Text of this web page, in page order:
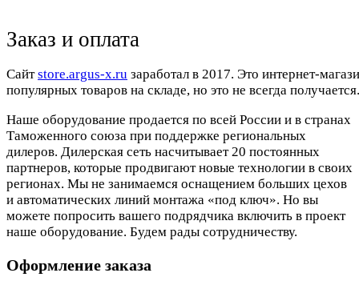
Заказ и оплата
Cайтstore.argus-x.ru заработал в 2017. Это интернет-
популярных товаров на складе, но это не всегда
Наше оборудование продается по всей России и в странах
Таможенного союза при поддержке региональных
дилеров. Дилерская сеть насчитывает 20 постоянных
партнеров, которые продвигают новые технологии в своих
регионах. Мы не занимаемся оснащением больших цехов
и автоматических линий монтажа «под ключ». Но вы
можете попросить вашего подрядчика включить в проект
наше оборудование. Будем рады сотрудничеству.
Оформление заказа